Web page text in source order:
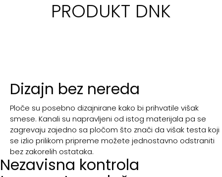
PRODUKT DNK
Dizajn bez nereda
Ploče su posebno dizajnirane kako bi prihvatile višak
smese. Kanali su napravljeni od istog materijala pa se
zagrevaju zajedno sa pločom što znači da višak testa koji
se izlio prilikom pripreme možete jednostavno odstraniti
bez zakorelih ostataka.
Nezavisna kontrola